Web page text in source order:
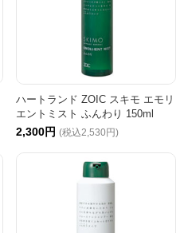
ハートランド ZOIC スキモ エモリ
エントミスト ふんわり 150ml
2,300円 (税込2,530円)